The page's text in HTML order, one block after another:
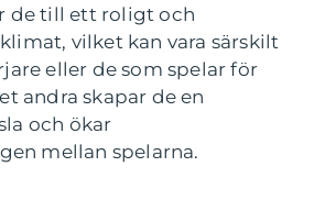
de till ett roligt och
vilket kan vara särskilt
eller de som spelar för
andra skapar de en
och ökar
mellan spelarna.